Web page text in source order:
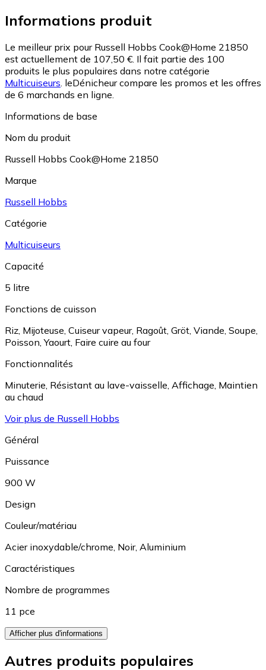
Informations produit
Le meilleur prix pour Russell Hobbs Cook@Home 21850
est actuellement de 107,50 €. Il fait partie des 100
produits le plus populaires dans notre catégorie
Multicuiseurs leDénicheur compare les promos et les offres
de 6 marchands en ligne.
Informations de base
Nom du produit
Russell Hobbs Cook@Home 21850
Marque
Russell Hobbs
Catégorie
Multicuiseurs
Capacité
5 litre
Fonctions de cuisson
Riz Mijoteuse Cuiseur vapeur, Ragoût Gröt Viande Soupe
Poisson ,Yaourt Faire cuire au four
Fonctionnalités
Minuterie Résistant au lave-vaisselle Affichage Maintien
au chaud
Voir plus de Russell Hobbs
Général
Puissance
900 W
Design
Couleur/matériau
Acier inoxydable/chrome Noir, Aluminium
Caractéristiques
Nombre de programmes
11 pce
Afficher plus d'informations
Autres produits populaires